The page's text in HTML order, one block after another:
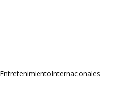
EntretenimientoInternacionales